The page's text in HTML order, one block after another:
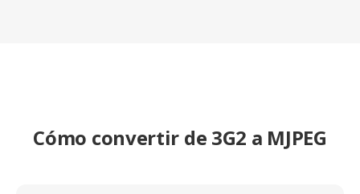
Cómo convertir de 3G2 a MJPEG